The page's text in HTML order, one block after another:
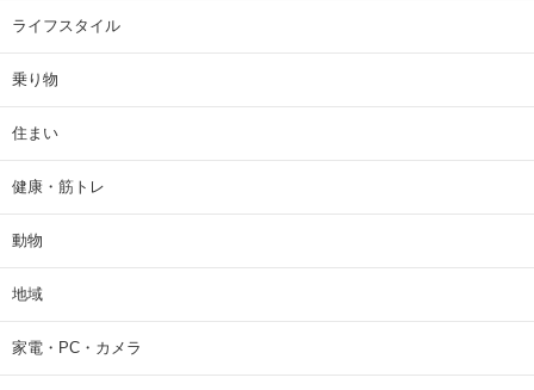
ライフスタイル
乗り物
住まい
健康・筋トレ
動物
地域
家電・PC・カメラ